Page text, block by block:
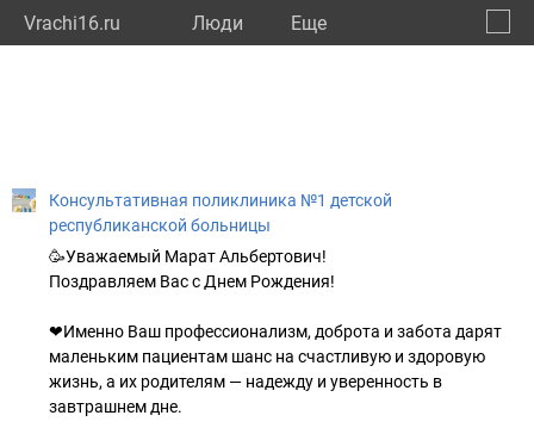
Vrachi16.ru Люди Eще
Консультативная поликлиника №1 детской
республиканской больницы
🥳Уважаемый Марат Альбертович!
Поздравляем Вас с Днем Рождения!
❤Именно Ваш профессионализм, доброта и забота дарят
маленьким пациентам шанс на счастливую и здоровую
жизнь, а их родителям — надежду и уверенность в
завтрашнем дне.